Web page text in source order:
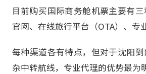
目前购买国际商务舱机票主要有
官网、在线旅行平台（OTA）、专
每种渠道各有特点，但对于沈阳
杂中转航线，专业代理的优势最为